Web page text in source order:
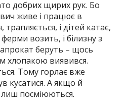
добрих щирих рук. Бо
живе і працює в
трапляється, і дітей катає,
возить, і білизну з
беруть – щось
хлопакою виявився.
Тому горлає вже
кусатися. А якщо й
лиш посміюються.